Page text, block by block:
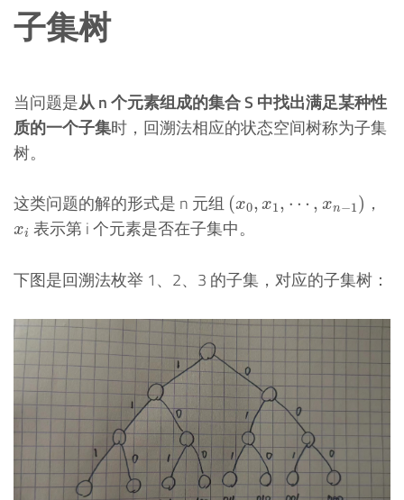
子集树
当问题是从 n 个元素组成的集合 S 中找出满足某种性
质的一个子集时，回溯法相应的状态空间树称为子集
树。
这类问题的解的形式是 n 元组 (x0, x1, ⋯ , xn−1)
(x0, 1,⋯ x n −1 ，
xi
xi 表示第 i 个元素是否在子集中。
下图是回溯法枚举 1、2、3 的子集，对应的子集树：